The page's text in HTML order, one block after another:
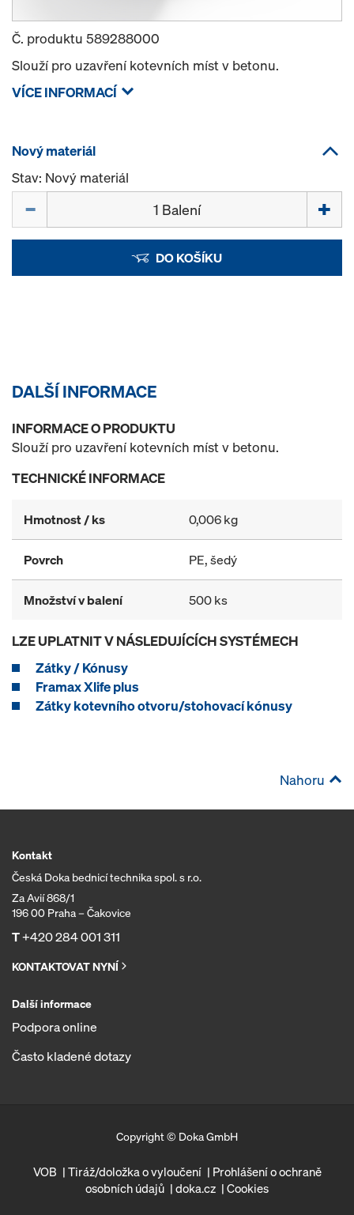
Č. produktu 589288000
Slouží pro uzavření kotevních míst v betonu.
VÍCE INFORMACÍ
Nový materiál
Stav: Nový materiál
DO KOŠÍKU
DALŠÍ INFORMACE
INFORMACE O PRODUKTU
Slouží pro uzavření kotevních míst v betonu.
TECHNICKÉ INFORMACE
Hmotnost / ks 0,006 kg
Povrch PE, šedý
Množství v balení 500 ks
LZE UPLATNIT V NÁSLEDUJÍCÍCH SYSTÉMECH
Zátky / Kónusy
Framax Xlife plus
Zátky kotevního otvoru/stohovací kónusy
Nahoru
Kontakt
Česká Doka bednicí technika spol. s r.o.
Za Avií 868/1
196 00 Praha – Čakovice
T+420 284 001 311
KONTAKTOVAT NYNÍ
Další informace
Podpora online
Často kladené dotazy
Copyright © Doka GmbH
VOB Tiráž/doložka o vyloučení
Prohlášení o ochraně
osobních údajů
doka.cz Cookies